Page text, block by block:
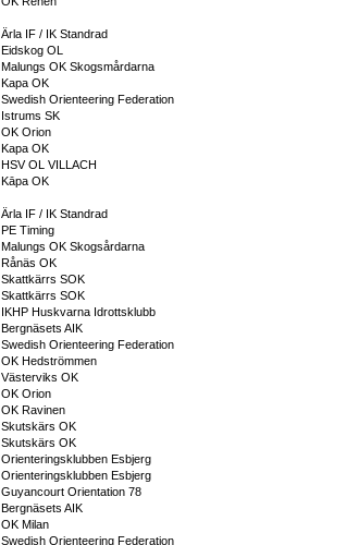
Ärla IF / IK Standrad
Eidskog OL
Malungs OK Skogsmårdarna
Kapa OK
Swedish Orienteering Federation
Istrums SK
OK Orion
Kapa OK
HSV OL VILLACH
Kāpa OK
Ärla IF / IK Standrad
PE Timing
Malungs OK Skogsårdarna
Rånäs OK
Skattkärrs SOK
Skattkärrs SOK
IKHP Huskvarna Idrottsklubb
Bergnäsets AIK
Swedish Orienteering Federation
OK Hedströmmen
Västerviks OK
OK Orion
OK Ravinen
Skutskärs OK
Skutskärs OK
Orienteringsklubben Esbjerg
Orienteringsklubben Esbjerg
Guyancourt Orientation 78
Bergnäsets AIK
OK Milan
Swedish Orienteering Federation